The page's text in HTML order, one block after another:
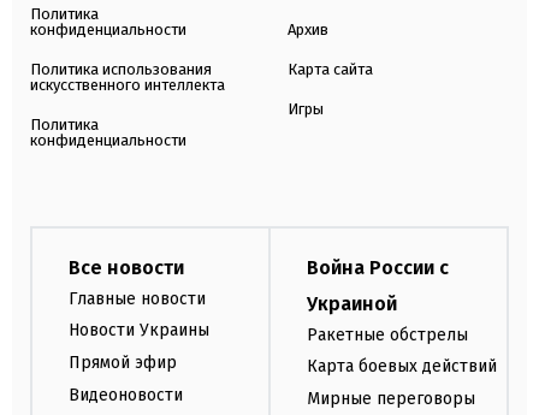
Политика
конфиденциальности
Политика использования
искусственного интеллекта
Политика
конфиденциальности
Архив
Карта сайта
Игры
Все новости
Главные новости
Новости Украины
Прямой эфир
Видеоновости
Война России с
Украиной
Ракетные обстрелы
Карта боевых действий
Мирные переговоры